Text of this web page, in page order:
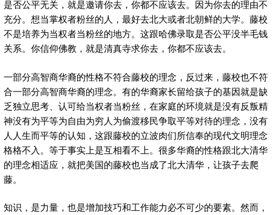
是否公平无关，就是邀请你去，你都不应该去。因为你去的理由不
充分。想当掌权者粉丝的人，最好去北大或者北朝鲜的大学。藤校
不是培养为当权者当粉丝的地方。这跟哈佛录取是否公平没半毛钱
关系。你信仰佛教，就是清真寺求你去，你都不应该去。
一部分高智商华裔的性格不符合藤校的理念，反过来，藤校也不符
合一部分高智商华裔的理念。有的华裔家长留给孩子的基因就是缺
乏独立思考、认可给当权者当粉丝，在家庭的环境就是没有反叛精
神没有为平等为自由为穷人为偷渡移民争取平等对待的理念，没有
人人生而平等的认知，这跟藤校的立波肉们所信奉的现代文明理念
格格不入。等于事实上是互相看不上。很多华裔的性格跟北大清华
的理念相适应，就把美国的藤校也当成了北大清华，让孩子去爬
藤。
知识，是力量，也是增加技巧和工作能力必不可少的要素。然而，